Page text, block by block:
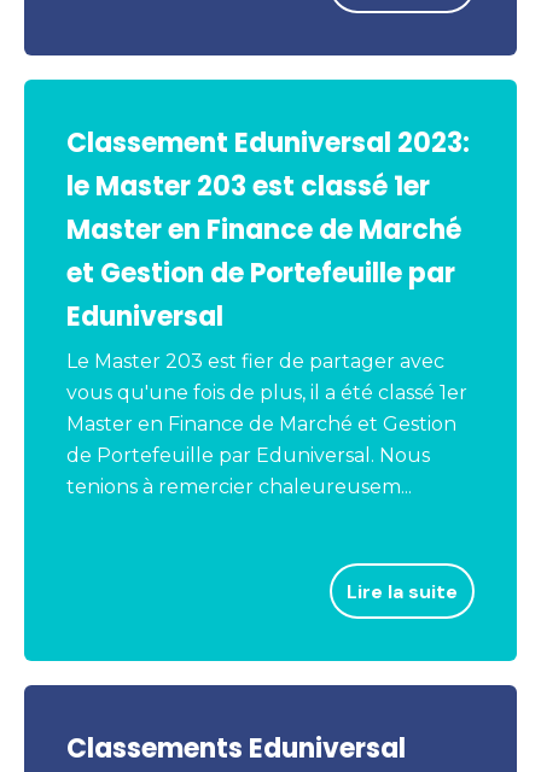
Classement Eduniversal 2023:
le Master 203 est classé 1er
Master en Finance de Marché
et Gestion de Portefeuille par
Eduniversal
Le Master 203 est fier de partager avec
vous qu'une fois de plus, il a été classé 1er
Master en Finance de Marché et Gestion
de Portefeuille par Eduniversal. Nous
tenions à remercier chaleureusem...
Lire la suite
Classements Eduniversal